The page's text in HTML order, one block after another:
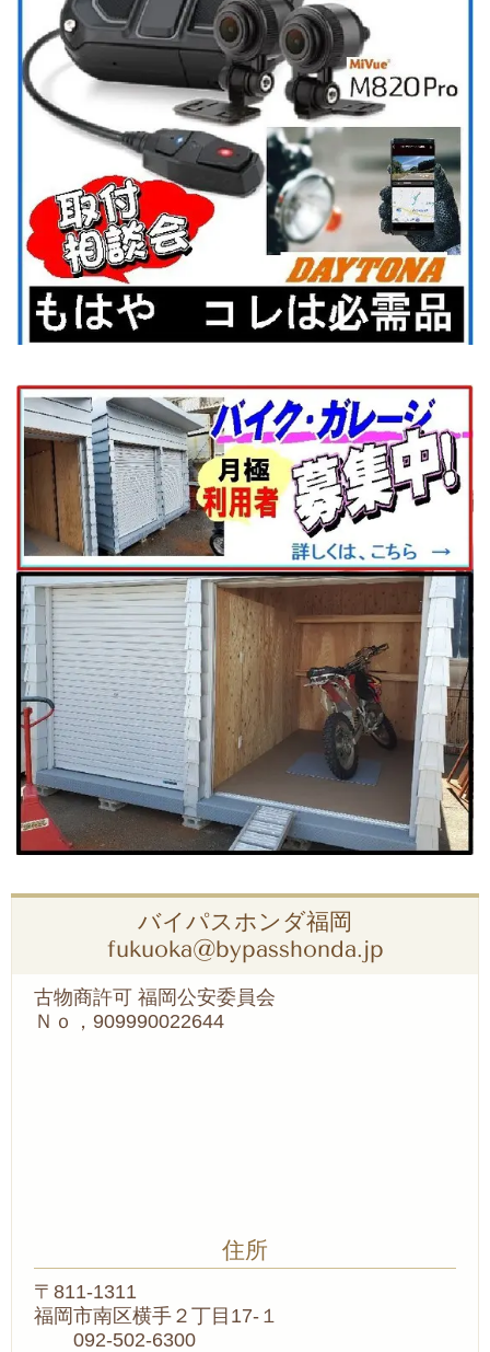
バイパスホンダ福岡
fukuoka@bypasshonda.jp
古物商許可 福岡公安委員会
Ｎｏ，909990022644
住所
〒811-1311
福岡市南区横手２丁目17-１
092-502-6300